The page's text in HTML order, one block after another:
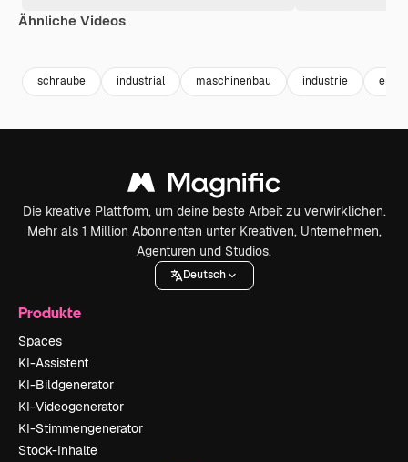
Ähnliche Videos
schraube industrial maschinenbau industrie
Die kreative Plattform, um deine beste Arbeit zu verwirklichen.
Mehr als 1 Million Abonnenten unter Kreativen, Unternehmen,
Agenturen und Studios.
Deutsch
Produkte
Spaces
KI-Assistent
KI-Bildgenerator
KI-Videogenerator
KI-Stimmengenerator
Stock-Inhalte